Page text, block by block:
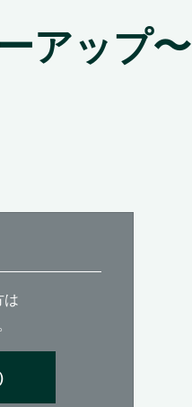
アップ〜
は